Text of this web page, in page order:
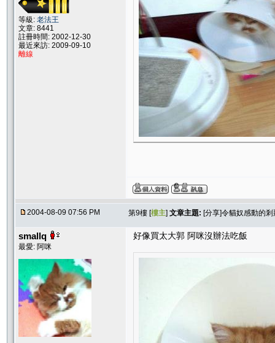
等級: 老法王
文章: 8441
註冊時間: 2002-12-30
最近來訪: 2009-09-10
離線
2004-08-09 07:56 PM 第9樓 [樓主] 文章主題: [分享]令貓奴感動的剎
smallq
最愛: 阿咪
好像買太大郭 阿咪沒辦法吃飯